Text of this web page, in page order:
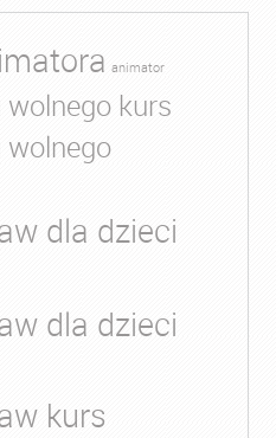
animator
kurs
dla dzieci
dla dzieci
kurs